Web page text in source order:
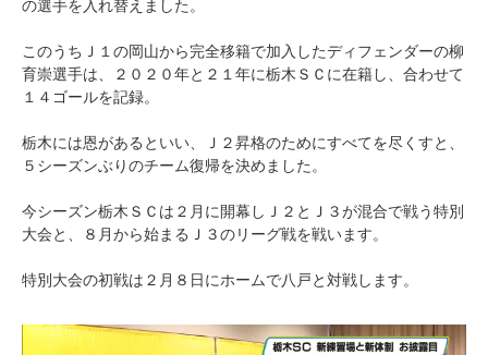
の選手を入れ替えました。
このうちＪ１の岡山から完全移籍で加入したディフェンダーの柳
育崇選手は、２０２０年と２１年に栃木ＳＣに在籍し、合わせて
１４ゴールを記録。
栃木には恩があるといい、Ｊ２昇格のためにすべてを尽くすと、
５シーズンぶりのチーム復帰を決めました。
今シーズン栃木ＳＣは２月に開幕しＪ２とＪ３が混合で戦う特別
大会と、８月から始まるＪ３のリーグ戦を戦います。
特別大会の初戦は２月８日にホームで八戸と対戦します。